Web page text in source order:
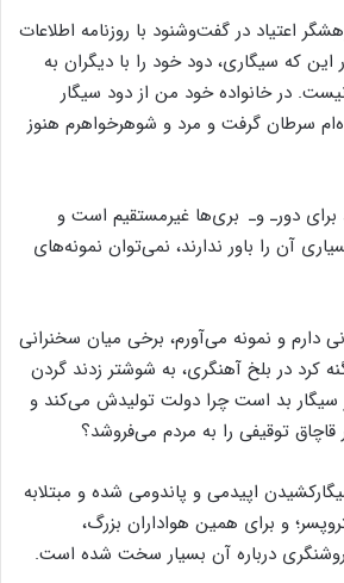
اعتیاد در گفت‌وشنود با روزنامه اطلاعات
که سیگاری، دود خود را با دیگران به
در خانواده خود من از دود سیگار
سرطان گرفت و مرد و شوهرخواهرم هنوز
برای دورـ وـ ‌بر‌ی‌ها غیرمستقیم است و
آن را باور ندارند، نمی‌توان نمونه‌های
دارم و نمونه می‌‌آورم، برخی میان سخنرانی
کرد در بلخ آهنگری، به شوشتر زدند گردن
سیگار بد است چرا دولت تولیدش می‌کند و
توقیفی را به مردم می‌فروشد؟
اپیدمی و پاندومی شده و مبتلابه
و برای همین هواداران بزرگ،
درباره آن بسیار سخت شده است.